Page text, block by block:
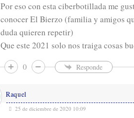
Por eso con esta ciberbotillada me
conocer El Bierzo (familia y amigos
duda quieren repetir)
Que este 2021 solo nos traiga cosas
0 Responde
Raquel
25 de diciembre de 2020 10:09